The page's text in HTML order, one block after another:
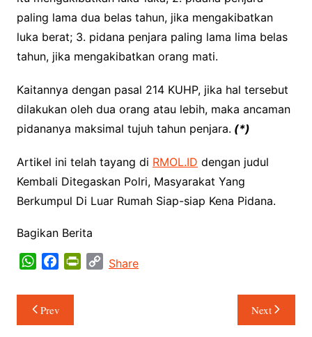
paling lama dua belas tahun, jika mengakibatkan
luka berat; 3. pidana penjara paling lama lima belas
tahun, jika mengakibatkan orang mati.
Kaitannya dengan pasal 214 KUHP, jika hal tersebut
dilakukan oleh dua orang atau lebih, maka ancaman
pidananya maksimal tujuh tahun penjara. (*)
Artikel ini telah tayang di RMOL.ID dengan judul
Kembali Ditegaskan Polri, Masyarakat Yang
Berkumpul Di Luar Rumah Siap-siap Kena Pidana.
Bagikan Berita
W
a
t
s
c
e
b
CShare
Navigasi
pos
Prev Next